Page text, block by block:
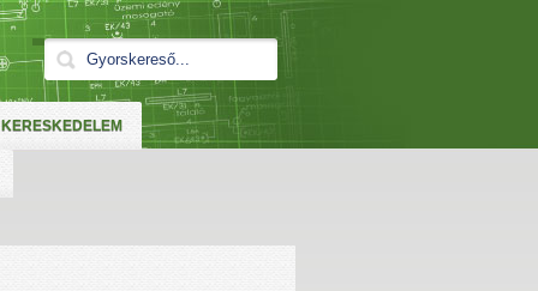
KERESKEDELEM